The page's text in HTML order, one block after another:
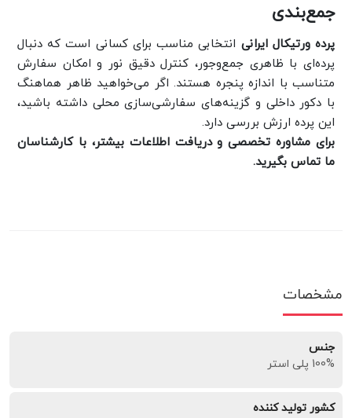
جمع‌بندی
پرده ورتیکال ایرانی انتخابی مناسب برای کسانی است که دنبال
پرده‌ای با ظاهری جمع‌وجور، کنترل دقیق نور و امکان سفارش
متناسب با اندازه پنجره هستند. اگر می‌خواهید ظاهر هماهنگ
با دکور داخلی و گزینه‌های سفارشی‌سازی محلی داشته باشید،
این پرده ارزش بررسی دارد.
برای مشاوره تخصصی و دریافت اطلاعات بیشتر، با کارشناسان
ما تماس بگیرید.
مشخصات
جنس
100% پلی استر
کشور تولید کننده